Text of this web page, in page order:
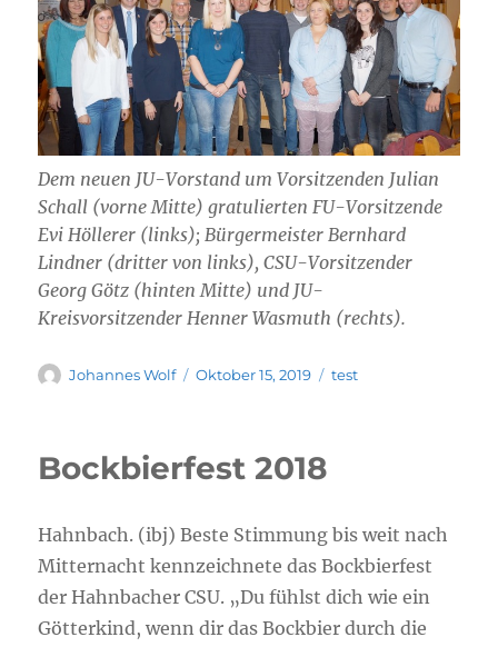
Dem neuen JU-Vorstand um Vorsitzenden Julian
Schall (vorne Mitte) gratulierten FU-Vorsitzende
Evi Höllerer (links); Bürgermeister Bernhard
Lindner (dritter von links), CSU-Vorsitzender
Georg Götz (hinten Mitte) und JU-
Kreisvorsitzender Henner Wasmuth (rechts).
Autor
Johannes Wolf
Veröffentlicht
Oktober 15, 2019 Kategorien
test
Bockbierfest 2018
Hahnbach. (ibj) Beste Stimmung bis weit nach
Mitternacht kennzeichnete das Bockbierfest
der Hahnbacher CSU. „Du fühlst dich wie ein
Götterkind, wenn dir das Bockbier durch die